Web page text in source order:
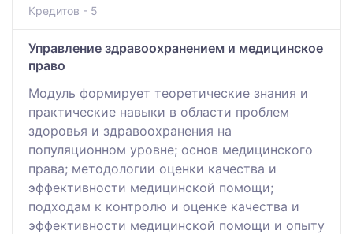
Кредитов - 5
Управление здравоохранением и медицинское
право
Модуль формирует теоретические знания и
практические навыки в области проблем
здоровья и здравоохранения на
популяционном уровне; основ медицинского
права; методологии оценки качества и
эффективности медицинской помощи;
подходам к контролю и оценке качества и
эффективности медицинской помощи и опыту